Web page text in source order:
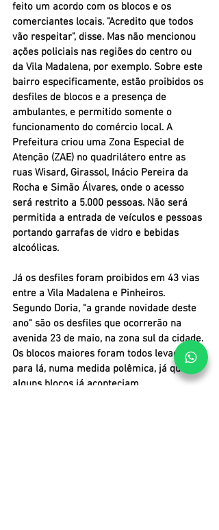
feito um acordo com os blocos e os
comerciantes locais. "Acredito que todos
vão respeitar", disse. Mas não mencionou
ações policiais nas regiões do centro ou
da Vila Madalena, por exemplo. Sobre este
bairro especificamente, estão proibidos os
desfiles de blocos e a presença de
ambulantes, e permitido somente o
funcionamento do comércio local. A
Prefeitura criou uma Zona Especial de
Atenção (ZAE) no quadrilátero entre as
ruas Wisard, Girassol, Inácio Pereira da
Rocha e Simão Álvares, onde o acesso
será restrito a 5.000 pessoas. Não será
permitida a entrada de veículos e pessoas
portando garrafas de vidro e bebidas
alcoólicas.
Já os desfiles foram proibidos em 43 vias
entre a Vila Madalena e Pinheiros.
Segundo Doria, "a grande novidade deste
ano" são os desfiles que ocorrerão na
avenida 23 de maio, na zona sul da cidade.
Os blocos maiores foram todos levados
para lá, numa medida polêmica, já que
alguns blocos já aconteciam